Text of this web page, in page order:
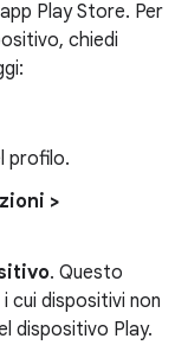
Play Store. Per
chiedi
profilo.
>
. Questo
cui dispositivi non
dispositivo Play.